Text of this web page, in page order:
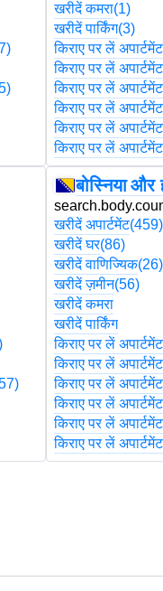
खरीदें कमरा(1)
खरीदें पार्किंग(3)
किराए पर लें
किराए पर लें
किराए पर लें
किराए पर लें
किराए पर लें
किराए पर लें अपार्टमेंट
बोस्निया और
खरीदें अपार्टमेंट(459)
खरीदें घर(86)
खरीदें वाणिज्यिक(26)
खरीदें ज़मीन(56)
खरीदें कमरा
खरीदें पार्किंग
किराए पर लें
किराए पर लें
किराए पर लें
किराए पर लें
किराए पर लें
किराए पर लें अपार्टमेंट